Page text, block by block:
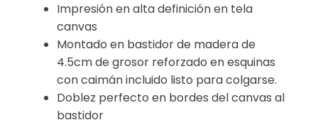
Impresión en alta definición en tela
canvas
Montado en bastidor de madera de
4.5cm de grosor reforzado en esquinas
con caimán incluido listo para colgarse.
Doblez perfecto en bordes del canvas al
bastidor